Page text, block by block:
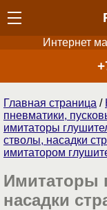
Интернет
Главная страница /
пневматики,
имитаторы
стволы, насадки
имитатором
Имитаторы
насадки